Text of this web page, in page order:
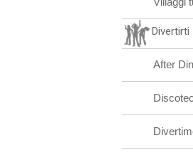
Divertirti
After